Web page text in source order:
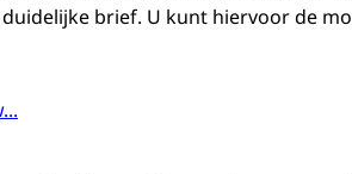
brief. U kunt hiervoor de